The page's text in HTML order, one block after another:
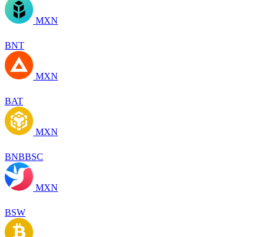
MXN
BNT
MXN
BAT
MXN
BNBBSC
MXN
BSW